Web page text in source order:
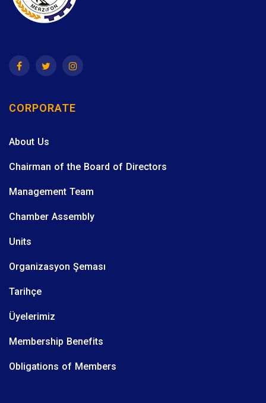
CORPORATE
About Us
Chairman of the Board of Directors
Management Team
Chamber Assembly
Units
Organizasyon Şeması
Tarihçe
Üyelerimiz
Membership Benefits
Obligations of Members